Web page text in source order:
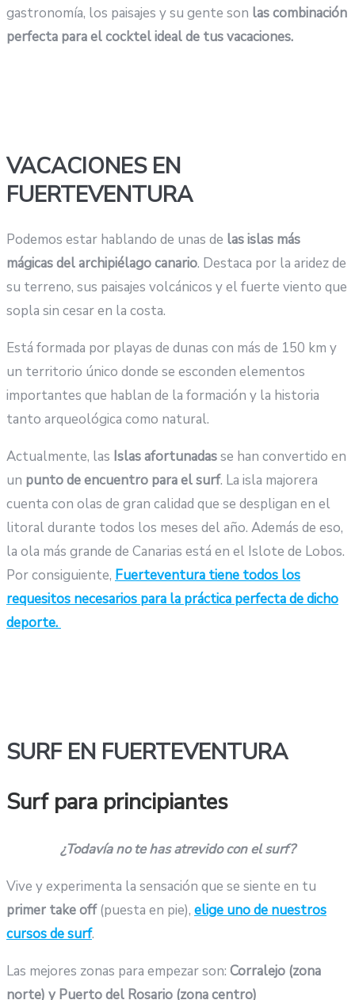
gastronomía, los paisajes y su gente son las combinación
perfecta para el cocktel ideal de tus vacaciones.
VACACIONES EN
FUERTEVENTURA
Podemos estar hablando de unas de las islas más
mágicas del archipiélago canario. Destaca por la aridez de
su terreno, sus paisajes volcánicos y el fuerte viento que
sopla sin cesar en la costa.
Está formada por playas de dunas con más de 150 km y
un territorio único donde se esconden elementos
importantes que hablan de la formación y la historia
tanto arqueológica como natural.
Actualmente, las Islas afortunadasse han convertido en
un punto de encuentro para el surf. La isla majorera
cuenta con olas de gran calidad que se despligan en el
litoral durante todos los meses del año. Además de eso,
la ola más grande de Canarias está en el Islote de Lobos.
Por consiguiente, Fuerteventura tiene todos los
requesitos necesarios para la práctica perfecta de dicho
deporte.
SURF EN FUERTEVENTURA
Surf para principiantes
¿Todavía no te has atrevido con el surf?
Vive y experimenta la sensación que se siente en tu
primer take off(puesta en pie), elige uno de nuestros
cursos de surf.
Las mejores zonas para empezar son: Corralejo (zona
norte) y Puerto del Rosario (zona centro)